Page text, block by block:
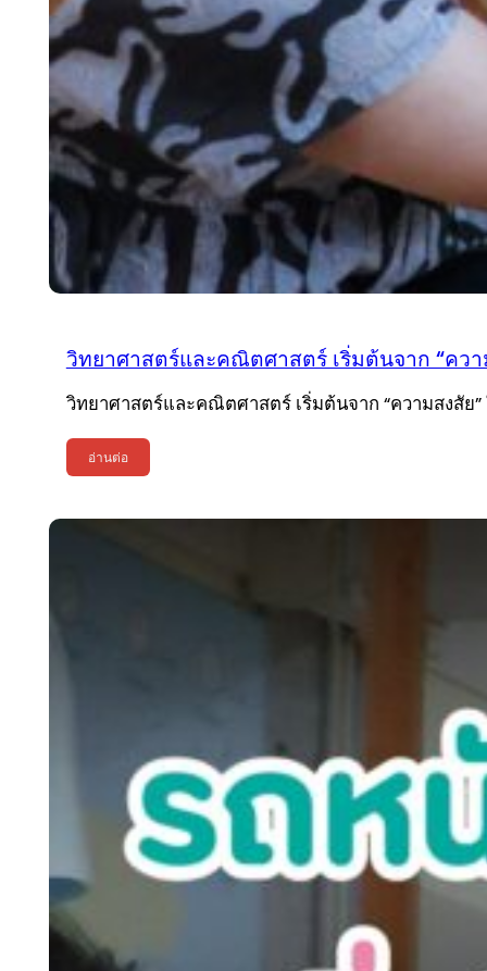
วิทยาศาสตร์และคณิตศาสตร์ เริ่มต้นจาก “คว
วิทยาศาสตร์และคณิตศาสตร์ เริ่มต้นจาก “ความสงสัย
อ่านต่อ